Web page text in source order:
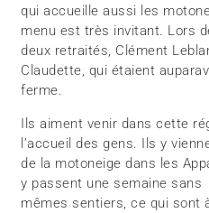
qui accueille aussi les
menu est très invitant. Lors
deux retraités, Clément
Claudette, qui étaient
ferme.
Ils aiment venir dans cette
l’accueil des gens. Ils y
de la motoneige dans les
y passent une semaine
mêmes sentiers, ce qui sont